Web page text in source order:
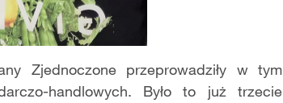
Zjednoczone przeprowadziły w tym
handlowych. Było to już trzecie